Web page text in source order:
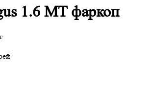
1.6 MT фаркоп